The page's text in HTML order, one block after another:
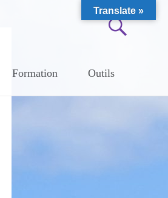
Formation Outils
Translate »